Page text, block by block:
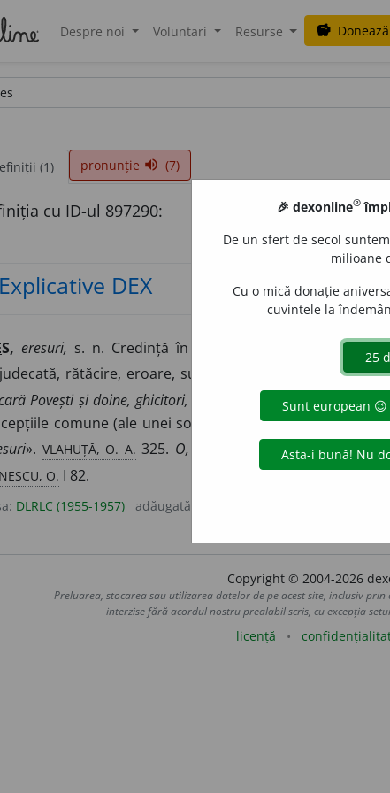
Despre noi Voluntari Resurse savings Donează
(1) pronunție volume_up (7)
cu ID-ul 897290:
Explicative DEX
S, eresuri, s. n. Credință în forțe miraculoase,
rătăcire, eroare, superstiție.
Mințile erau
Povești și doine, ghicitori, eresuri, Ce fruntea-mi de copil
comune (ale unei societăți);
p. ext.rătăcire,
». VLAHUȚĂ, O. A. 325. O, șoptește-mi –zice dînsul–tu
O. I 82.
DLRLC (1955-1957) adăugată de
Copyright © 2004-2026
Preluarea, stocarea sau utilizarea datelor de pe acest site, inclusiv
interzise fără acordul nostru prealabil scris, cu excepția
licență
🎉 dexonline®
De un sfert de secol
milioane
Cu o mică donație
cuvintele la